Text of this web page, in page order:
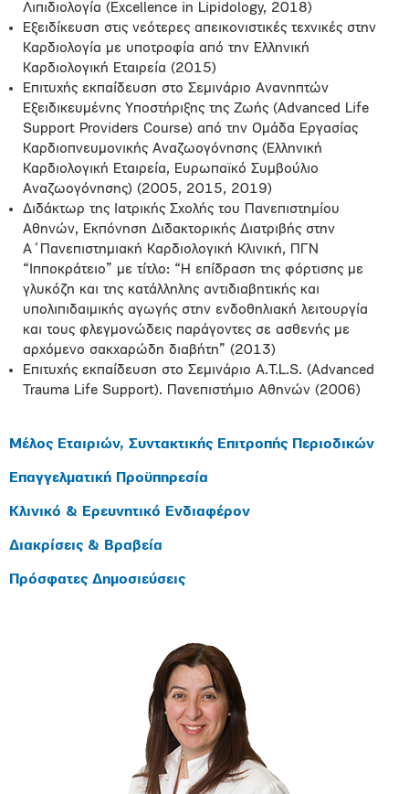
Λιπιδιολογία (Excellence in Lipidology, 2018)
Εξειδίκευση στις νεότερες απεικονιστικές τεχνικές στην
Καρδιολογία με υποτροφία από την Ελληνική
Καρδιολογική Εταιρεία (2015)
Επιτυχής εκπαίδευση στο Σεμινάριο Ανανηπτών
Εξειδικευμένης Υποστήριξης της Ζωής (Advanced Life
Support Providers Course) από την Ομάδα Εργασίας
Καρδιοπνευμονικής Αναζωογόνησης (Ελληνική
Καρδιολογική Εταιρεία, Ευρωπαϊκό Συμβούλιο
Αναζωογόνησης) (2005, 2015, 2019)
Διδάκτωρ της Ιατρικής Σχολής του Πανεπιστημίου
Αθηνών, Εκπόνηση Διδακτορικής Διατριβής στην
Α΄Πανεπιστημιακή Καρδιολογική Κλινική, ΠΓΝ
“Ιπποκράτειο” με τίτλο: “Η επίδραση της φόρτισης με
γλυκόζη και της κατάλληλης αντιδιαβητικής και
υπολιπιδαιμικής αγωγής στην ενδοθηλιακή λειτουργία
και τους φλεγμονώδεις παράγοντες σε ασθενής με
αρχόμενο σακχαρώδη διαβήτη” (2013)
Επιτυχής εκπαίδευση στο Σεμινάριο A.T.L.S. (Advanced
Trauma Life Support). Πανεπιστήμιο Αθηνών (2006)
Μέλος Εταιριών, Συντακτικής Επιτροπής Περιοδικών
Επαγγελματική Προϋπηρεσία
Κλινικό & Ερευνητικό Ενδιαφέρον
Διακρίσεις & Βραβεία
Πρόσφατες Δημοσιεύσεις